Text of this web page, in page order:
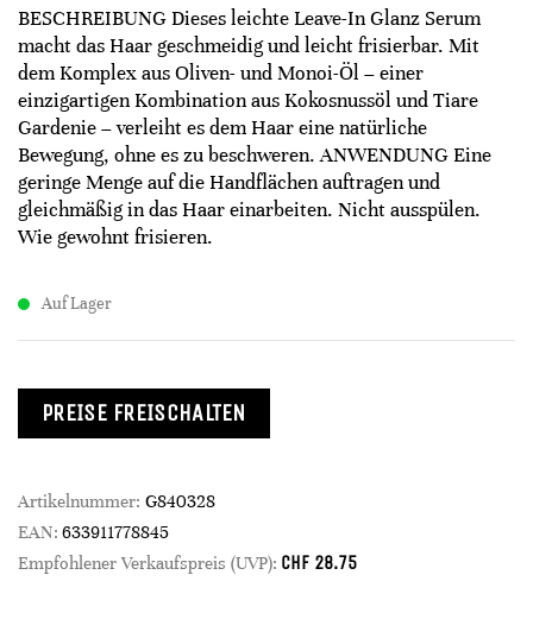
BESCHREIBUNG Dieses leichte Leave-In Glanz Serum
macht das Haar geschmeidig und leicht frisierbar. Mit
dem Komplex aus Oliven- und Monoi-Öl – einer
einzigartigen Kombination aus Kokosnussöl und Tiare
Gardenie – verleiht es dem Haar eine natürliche
Bewegung, ohne es zu beschweren. ANWENDUNG Eine
geringe Menge auf die Handflächen auftragen und
gleichmäßig in das Haar einarbeiten. Nicht ausspülen.
Wie gewohnt frisieren.
Auf Lager
PREISE FREISCHALTEN
Artikelnummer: G840328
EAN: 633911778845
Empfohlener Verkaufspreis (UVP): CHF 28.75